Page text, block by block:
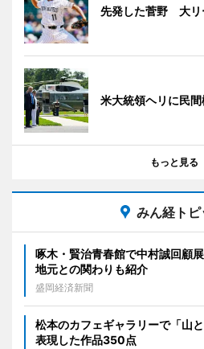
先発した菅野 大リ
米大統領ヘリに民
もっと見る
みん経トピ
啄木・賢治青春館で中村誠回顧
地元との関わりも紹介
盛岡経済新聞
松本のカフェギャラリーで「山
表現した作品350点